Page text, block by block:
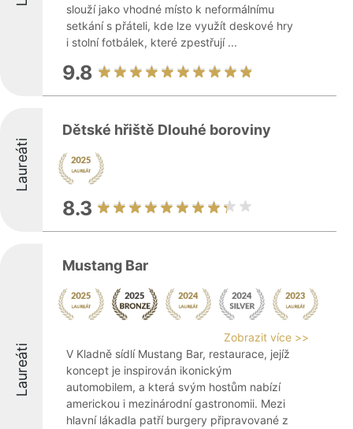
slouží jako vhodné místo k neformálnímu
setkání s přáteli, kde lze využít deskové hry
i stolní fotbálek, které zpestřují ...
9.8
Laureáti
Dětské hřiště Dlouhé boroviny
8.3
Laureáti
Mustang Bar
Zobrazit více >>
V Kladně sídlí Mustang Bar, restaurace, jejíž
koncept je inspirován ikonickým
automobilem, a která svým hostům nabízí
americkou i mezinárodní gastronomii. Mezi
hlavní lákadla patří burgery připravované z